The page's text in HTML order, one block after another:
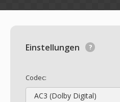
Einstellungen
Codec:
AC3 (Dolby Digital)